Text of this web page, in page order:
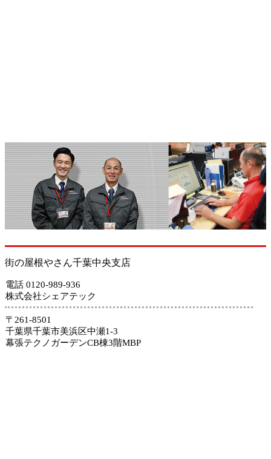
街の屋根やさん千葉中央支店
電話 0120-989-936
株式会社シェアテック
〒261-8501
千葉県千葉市美浜区中瀬1-3
幕張テクノガーデンCB棟3階MBP